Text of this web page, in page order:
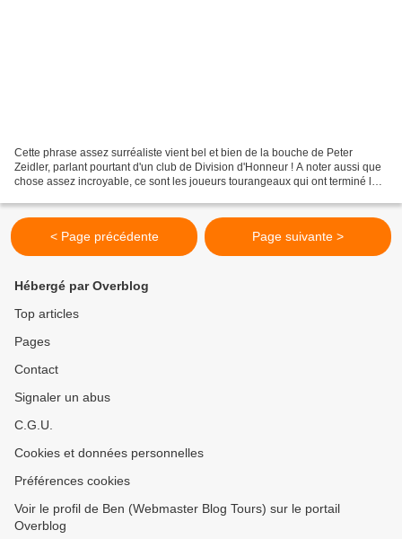
Cette phrase assez surréaliste vient bel et bien de la bouche de Peter
Zeidler, parlant pourtant d'un club de Division d'Honneur ! A noter aussi que
chose assez incroyable, ce sont les joueurs tourangeaux qui ont terminé le
< Page précédente Page suivante >
Hébergé par Overblog
Top articles
Pages
Contact
Signaler un abus
C.G.U.
Cookies et données personnelles
Préférences cookies
Voir le profil de Ben (Webmaster Blog Tours) sur le portail
Overblog